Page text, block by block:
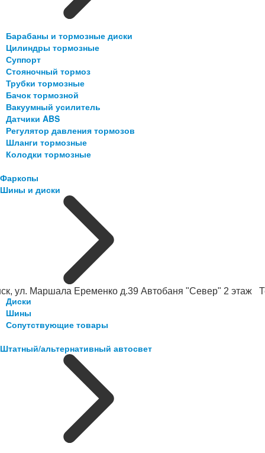
ул. Маршала Еременко д.39 Автобаня "Север" 2 этаж
Барабаны и тормозные диски
Цилиндры тормозные
Суппорт
Стояночный тормоз
Трубки тормозные
Бачок тормозной
Вакуумный усилитель
Датчики ABS
Регулятор давления тормозов
Шланги тормозные
Колодки тормозные
Фаркопы
Шины и диски
Диски
Шины
Сопутствующие товары
Штатный/альтернативный автосвет